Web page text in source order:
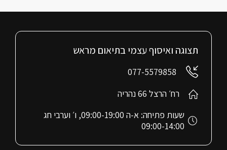
תצוגה ואיסוף עצמי בתיאום מראש
077-5579858
רח׳ הרצל 66 נהריה
שעות פתיחה: א-ה 09:00-19:00, ו׳ וערבי חג
09:00-14:00